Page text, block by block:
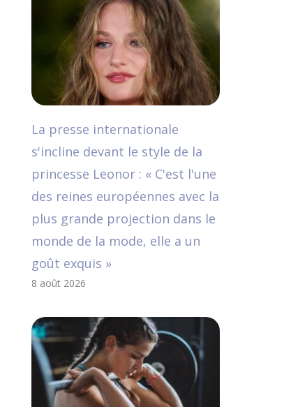
La presse internationale
s'incline devant le style de la
princesse Leonor : « C'est l'une
des reines européennes avec la
plus grande projection dans le
monde de la mode, elle a un
goût exquis »
8 août 2026